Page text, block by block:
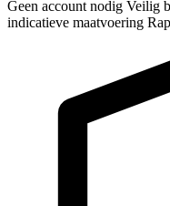
Geen account nodig Veilig
indicatieve maatvoering